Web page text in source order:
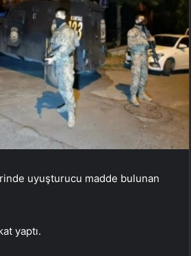
uyuşturucu madde bulunan
yaptı.